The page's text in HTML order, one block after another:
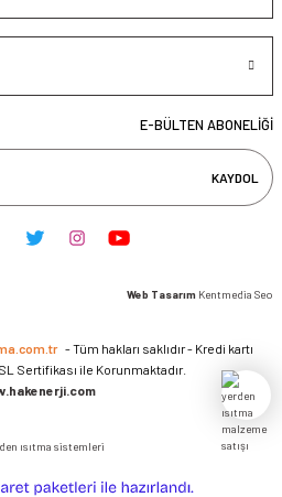
E-BÜLTEN ABONELİĞİ
KAYDOL
Web Tasarım Kentmedia Seo
- Tüm hakları saklıdır - Kredi kartı
Sertifikası ile Korunmaktadır.
e-